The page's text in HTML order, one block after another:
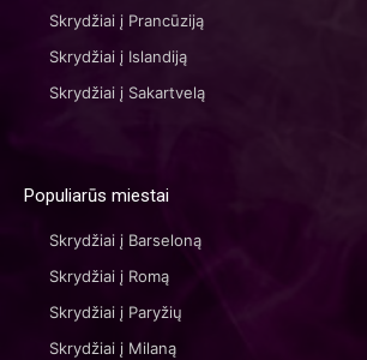
Skrydžiai į Prancūziją
Skrydžiai į Islandiją
Skrydžiai į Sakartvelą
Populiarūs miestai
Skrydžiai į Barseloną
Skrydžiai į Romą
Skrydžiai į Paryžių
Skrydžiai į Milaną